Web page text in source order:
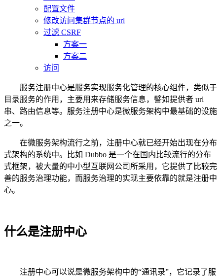
配置文件
修改访问集群节点的 url
过滤 CSRF
方案一
方案二
访问
服务注册中心是服务实现服务化管理的核心组件，类似于
目录服务的作用，主要用来存储服务信息，譬如提供者 url
串、路由信息等。服务注册中心是微服务架构中最基础的设施
之一。
在微服务架构流行之前，注册中心就已经开始出现在分布
式架构的系统中。比如 Dubbo 是一个在国内比较流行的分布
式框架，被大量的中小型互联网公司所采用，它提供了比较完
善的服务治理功能，而服务治理的实现主要依靠的就是注册中
心。
什么是注册中心
注册中心可以说是微服务架构中的“通讯录”，它记录了服